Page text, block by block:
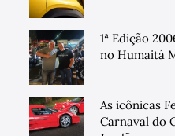
1ª Edição
no Humaitá
As icônicas
Carnaval do